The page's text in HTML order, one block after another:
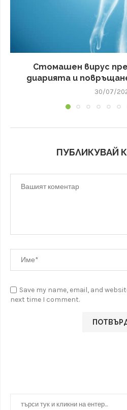
Стомашен вирус
диарията и
30/07/
ПУБЛИКУВАЙ
Save my name, email, and
next time I comment.